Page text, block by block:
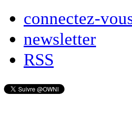
connectez-
newsletter
RSS